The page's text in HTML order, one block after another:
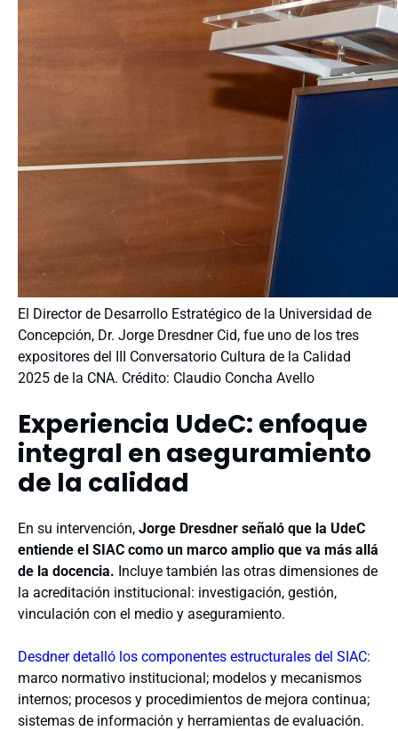
El Director de Desarrollo Estratégico de la Universidad de
Concepción, Dr. Jorge Dresdner Cid, fue uno de los tres
expositores del III Conversatorio Cultura de la Calidad
2025 de la CNA. Crédito: Claudio Concha Avello
Experiencia UdeC: enfoque
integral en aseguramiento
de la calidad
En su intervención, Jorge Dresdner señaló que la UdeC
entiende el SIAC como un marco amplio que va más allá
de la docencia. Incluye también las otras dimensiones de
la acreditación institucional: investigación, gestión,
vinculación con el medio y aseguramiento.
Desdner detalló los componentes estructurales del SIAC:
marco normativo institucional; modelos y mecanismos
internos; procesos y procedimientos de mejora continua;
sistemas de información y herramientas de evaluación.